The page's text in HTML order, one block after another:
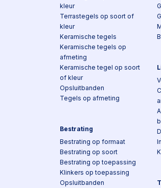
kleur
Terrastegels op soort of
kleur
Keramische tegels
Keramische tegels op
afmeting
Keramische tegel op soort
of kleur
Opsluitbanden
Tegels op afmeting
Bestrating
Bestrating op formaat
Bestrating op soort
Bestrating op toepassing
Klinkers op toepassing
Opsluitbanden